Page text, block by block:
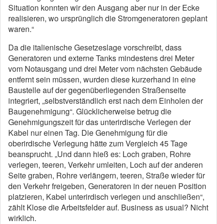
Situation konnten wir den Ausgang aber nur in der Ecke
realisieren, wo ursprünglich die Stromgeneratoren geplant
waren.“
Da die italienische Gesetzeslage vorschreibt, dass
Generatoren und externe Tanks mindestens drei Meter
vom Notausgang und drei Meter vom nächsten Gebäude
entfernt sein müssen, wurden diese kurzerhand in eine
Baustelle auf der gegenüberliegenden Straßenseite
integriert, „selbstverständlich erst nach dem Einholen der
Baugenehmigung“. Glücklicherweise betrug die
Genehmigungszeit für das unterirdische Verlegen der
Kabel nur einen Tag. Die Genehmigung für die
oberirdische Verlegung hätte zum Vergleich 45 Tage
beansprucht. „Und dann hieß es: Loch graben, Rohre
verlegen, teeren, Verkehr umleiten, Loch auf der anderen
Seite graben, Rohre verlängern, teeren, Straße wieder für
den Verkehr freigeben, Generatoren in der neuen Position
platzieren, Kabel unterirdisch verlegen und anschließen“,
zählt Klose die Arbeitsfelder auf. Business as usual? Nicht
wirklich.